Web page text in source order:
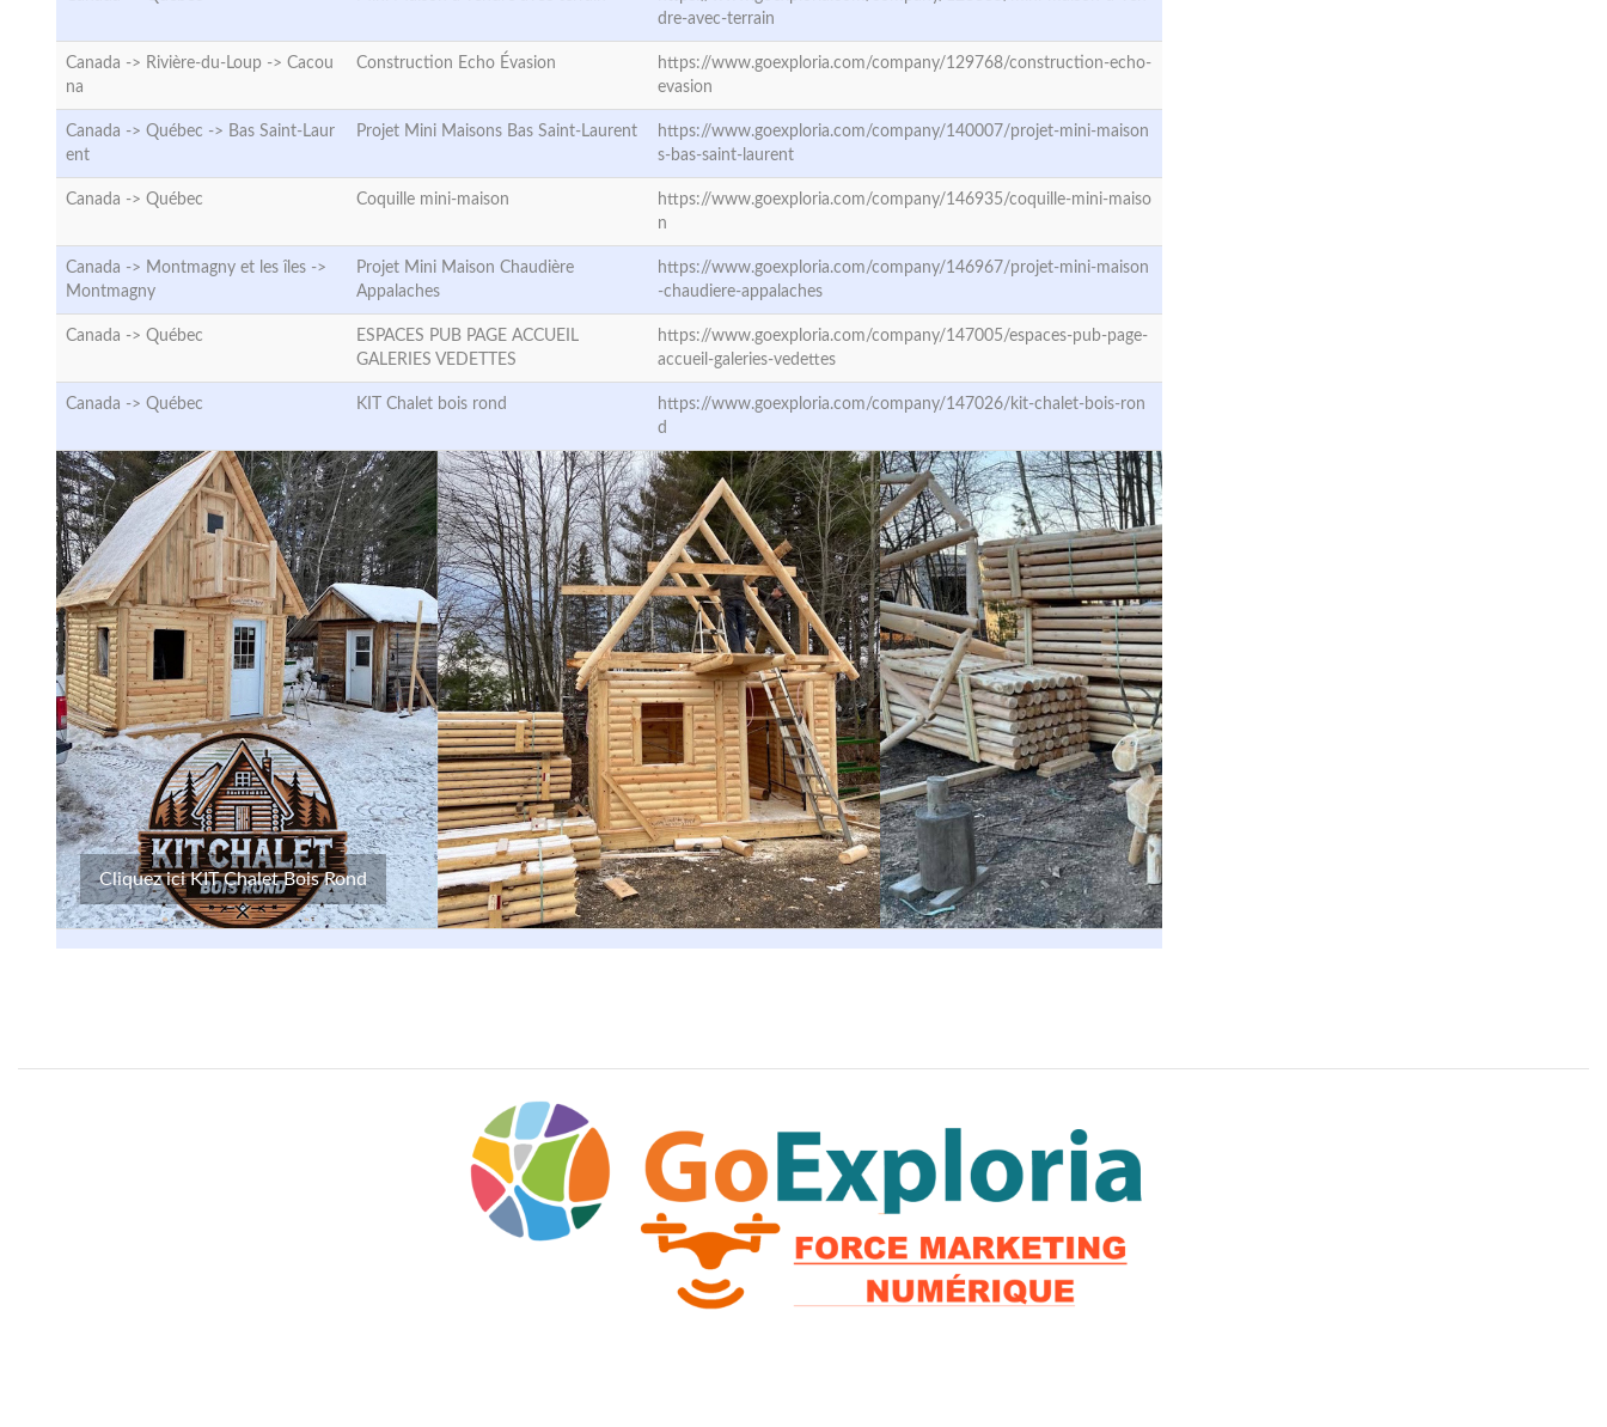
dre-avec-terrain
Canada -> Rivière-du-Loup -> Cacou
na
Construction Echo Évasion
https://www.goexploria.com/company/129768/construction-echo-
evasion
Canada -> Québec -> Bas Saint-Laur
ent
Projet Mini Maisons Bas Saint-Laurent
https://www.goexploria.com/company/140007/projet-mini-maison
s-bas-saint-laurent
Canada -> Québec Coquille mini-maison
https://www.goexploria.com/company/146935/coquille-mini-maiso
n
Canada -> Montmagny et les îles ->
Montmagny
Projet Mini Maison Chaudière
Appalaches
https://www.goexploria.com/company/146967/projet-mini-maison
-chaudiere-appalaches
Canada -> Québec
ESPACES PUB PAGE ACCUEIL
GALERIES VEDETTES
https://www.goexploria.com/company/147005/espaces-pub-page-
accueil-galeries-vedettes
Canada -> Québec KIT Chalet bois rond
https://www.goexploria.com/company/147026/kit-chalet-bois-ron
d
Cliquez ici KIT Chalet Bois Rond